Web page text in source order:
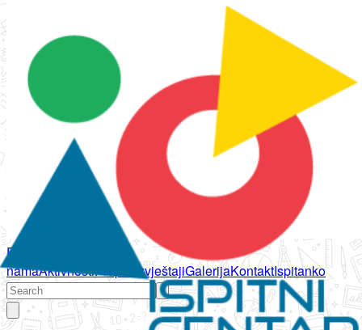
Početna
namaAktivnostiPropisi IzvještajiGalerijaKontaktIspitanko